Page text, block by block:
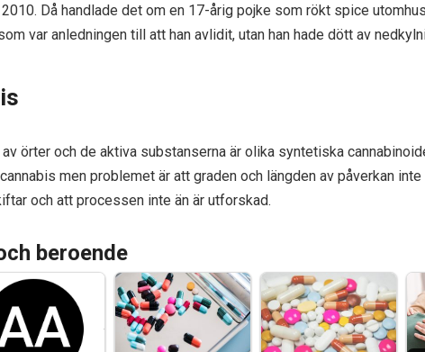
Då handlade det om en 17-årig pojke som rökt spice
var anledningen till att han avlidit, utan han hade dött av
örter och de aktiva substanserna är olika syntetiska
men problemet är att graden och längden av påverkan
och att processen inte än är utforskad.
beroende